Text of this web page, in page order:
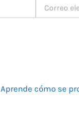
electrónico
Aprende cómo se